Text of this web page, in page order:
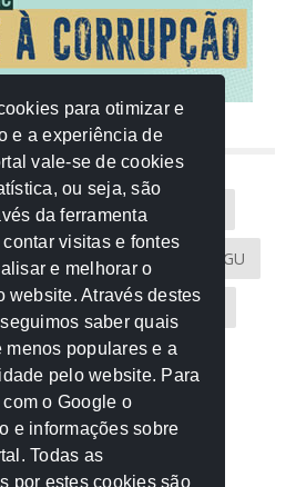
AGU AMM
CAU-MT CGU
MPC-MT MPE-MT
PF PGE-MT PGR
categoria
TRE
para otimizar e
e a experiência de
vale-se de cookies
ou seja, são
da ferramenta
visitas e fontes
e melhorar o
website. Através destes
saber quais
populares e a
pelo website. Para
o Google o
e informações sobre
Todas as
por estes cookies são